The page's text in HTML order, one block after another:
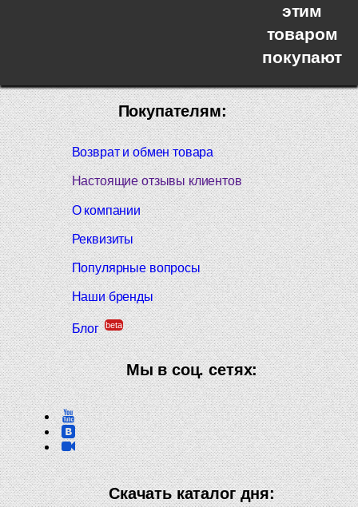
этим
товаром
покупают
Покупателям:
Возврат и обмен товара
Настоящие отзывы клиентов
О компании
Реквизиты
Популярные вопросы
Наши бренды
Блог beta
Мы в соц. сетях:
Скачать каталог дня: